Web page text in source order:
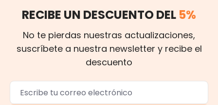
RECIBE UN DESCUENTO DEL 5%
No te pierdas nuestras actualizaciones,
suscríbete a nuestra newsletter y recibe el
descuento